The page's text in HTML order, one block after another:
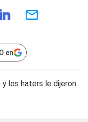
en
y los haters le dijeron